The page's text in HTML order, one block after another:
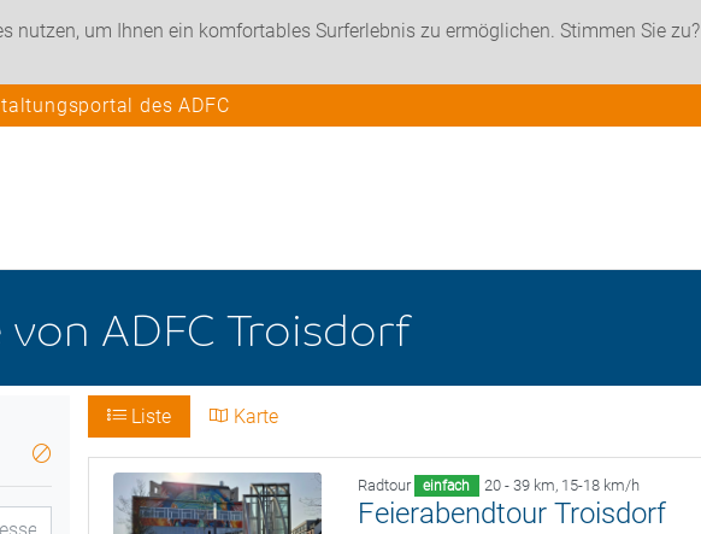
nutzen, um Ihnen ein komfortables Surferlebnis zu ermöglichen. Stimmen Sie zu?
des ADFC
von ADFC Troisdorf
Liste Karte
Radtour einfach 20 - 39 km, 15-18 km/h
Feierabendtour Troisdorf